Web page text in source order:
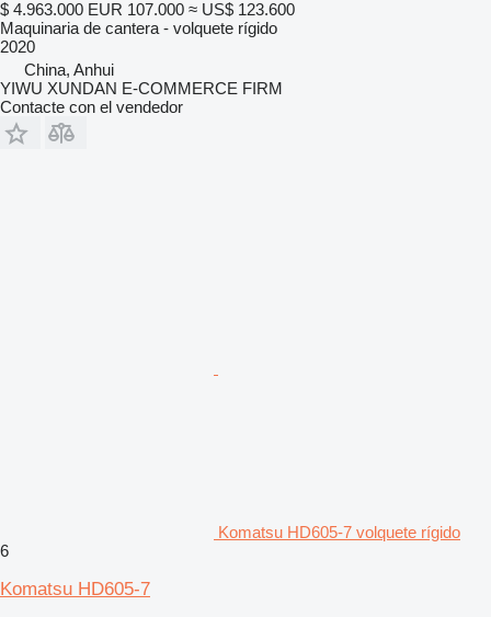
$ 4.963.000 EUR 107.000 ≈ US$ 123.600
Maquinaria de cantera - volquete rígido
2020
China, Anhui
YIWU XUNDAN E-COMMERCE FIRM
Contacte con el vendedor
Komatsu HD605-7 volquete rígido
6
Komatsu HD605-7